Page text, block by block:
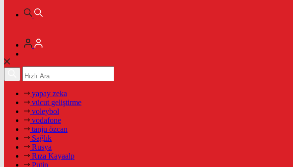
yapay zeka
vücut geliştirme
voleybol
vodafone
tanju özcan
Sağlık
Rusya
Rıza Kayaalp
Putin